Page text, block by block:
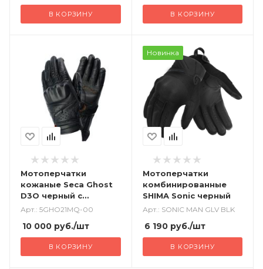
В КОРЗИНУ В КОРЗИНУ
Мотоперчатки
кожаные Seca Ghost
D3O черный с
перфорацией
Арт.: 5GHO21MQ-00
10 000 руб./шт
В КОРЗИНУ
Новинка
Мотоперчатки
комбинированные
SHIMA Sonic черный
Арт.: SONIC MAN GLV BLK
6 190руб./шт
В КОРЗИНУ